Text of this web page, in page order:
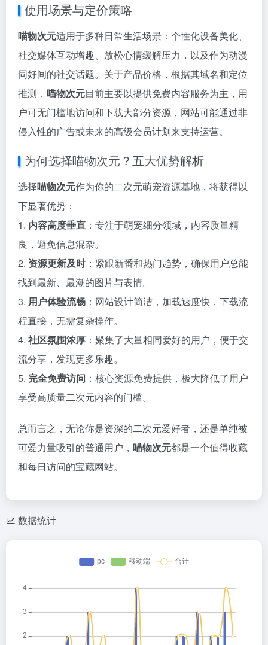
使用场景与定价策略
喵物次元适用于多种日常生活场景：个性化设备美化、
社交媒体互动增趣、放松心情缓解压力，以及作为动漫
同好间的社交话题。关于产品价格，根据其域名和定位
推测， 喵物次元目前主要以提供免费内容服务为主，用
户可无门槛地访问和下载大部分资源，网站可能通过非
侵入性的广告或未来的高级会员计划来支持运营。
为何选择喵物次元？五大优势解析
选择喵物次元作为你的二次元萌宠资源基地，将获得以
下显著优势：
1. 内容高度垂直 ：专注于萌宠细分领域，内容质量精
良，避免信息混杂。
2. 资源更新及时：紧跟新番和热门趋势，确保用户总能
找到最新、最潮的图片与表情。
3. 用户体验流畅 ：网站设计简洁，加载速度快，下载流
程直接，无需复杂操作。
4. 社区氛围浓厚 ：聚集了大量相同爱好的用户，便于交
流分享，发现更多乐趣。
5. 完全免费访问 ：核心资源免费提供，极大降低了用户
享受高质量二次元内容的门槛。
总而言之，无论你是资深的二次元爱好者，还是单纯被
可爱力量吸引的普通用户， 喵物次元都是一个值得收藏
和每日访问的宝藏网站。
数据统计